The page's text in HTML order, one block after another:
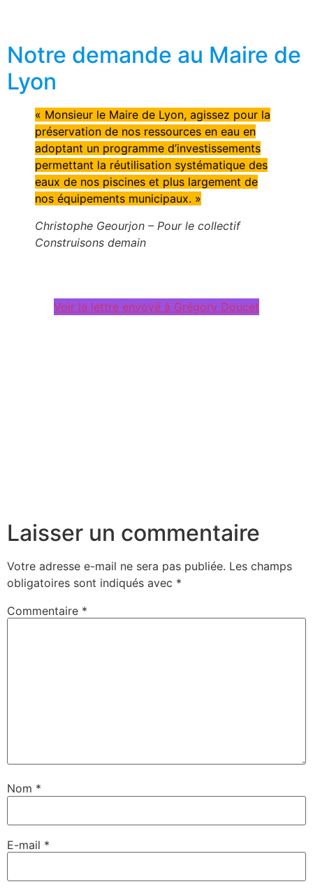
Notre demande au Maire de
Lyon
« Monsieur le Maire de Lyon, agissez pour la
préservation de nos ressources en eau en
adoptant un programme d’investissements
permettant la réutilisation systématique des
eaux de nos piscines et plus largement de
nos équipements municipaux. »
Christophe Geourjon – Pour le collectif
Construisons demain
Voir la lettre envoyé à Grégory Doucet
Laisser un commentaire
Votre adresse e-mail ne sera pas publiée. Les champs
obligatoires sont indiqués avec *
Commentaire *
Nom *
E-mail *